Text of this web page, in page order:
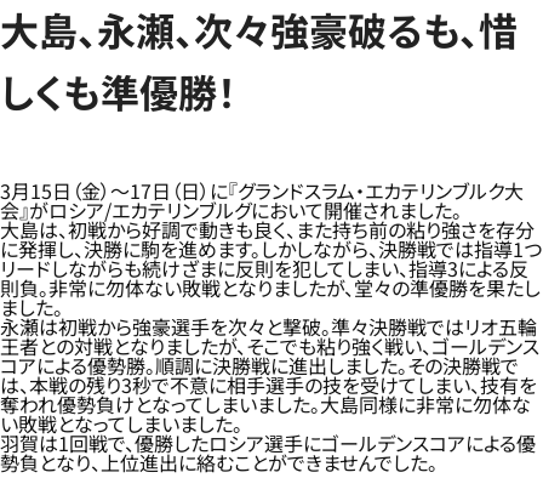
大島、永瀬、次々強豪破るも、惜
しくも準優勝！
3月15日（金）～17日（日）に『グランドスラム・エカテリンブルク大
会』がロシア/エカテリンブルグにおいて開催されました。
大島は、初戦から好調で動きも良く、また持ち前の粘り強さを存分
に発揮し、決勝に駒を進めます。しかしながら、決勝戦では指導1つ
リードしながらも続けざまに反則を犯してしまい、指導3による反
則負。非常に勿体ない敗戦となりましたが、堂々の準優勝を果たし
ました。
永瀬は初戦から強豪選手を次々と撃破。準々決勝戦ではリオ五輪
王者との対戦となりましたが、そこでも粘り強く戦い、ゴールデンス
コアによる優勢勝。順調に決勝戦に進出しました。その決勝戦で
は、本戦の残り3秒で不意に相手選手の技を受けてしまい、技有を
奪われ優勢負けとなってしまいました。大島同様に非常に勿体な
い敗戦となってしまいました。
羽賀は1回戦で、優勝したロシア選手にゴールデンスコアによる優
勢負となり、上位進出に絡むことができませんでした。